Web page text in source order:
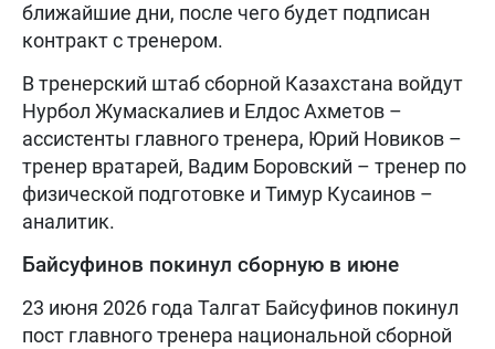
ближайшие дни, после чего будет подписан
контракт с тренером.
В тренерский штаб сборной Казахстана войдут
Нурбол Жумаскалиев и Елдос Ахметов –
ассистенты главного тренера, Юрий Новиков –
тренер вратарей, Вадим Боровский – тренер по
физической подготовке и Тимур Кусаинов –
аналитик.
Байсуфинов покинул сборную в июне
23 июня 2026 года Талгат Байсуфинов покинул
пост главного тренера национальной сборной